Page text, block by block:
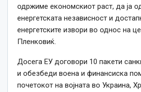
одржиме економскиот раст, да ја
енергетската независност и
енергетските извори во однос на
Пленковиќ.
Досега ЕУ договори 10 пакети
и обезбеди воена и финансиска
почетокот на војната во Украина,